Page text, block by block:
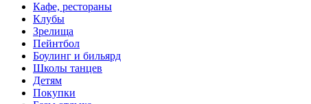
Кафе, рестораны
Клубы
Зрелища
Пейнтбол
Боулинг и бильярд
Школы танцев
Детям
Покупки